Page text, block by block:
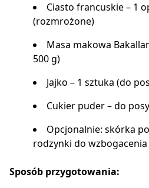
Ciasto francuskie – 1
(rozmrożone)
Masa makowa
500 g)
Jajko – 1 sztuka (do
Cukier puder – do
Opcjonalnie: skórka
rodzynki do
Sposób przygotowania: